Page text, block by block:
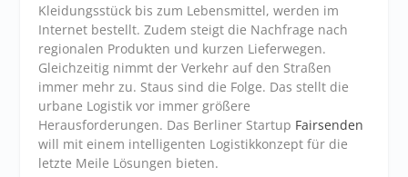
Kleidungsstück bis zum Lebensmittel, werden im
Internet bestellt. Zudem steigt die Nachfrage nach
regionalen Produkten und kurzen Lieferwegen.
Gleichzeitig nimmt der Verkehr auf den Straßen
immer mehr zu. Staus sind die Folge. Das stellt die
urbane Logistik vor immer größere
Herausforderungen. Das Berliner Startup Fairsenden
will mit einem intelligenten Logistikkonzept für die
letzte Meile Lösungen bieten.